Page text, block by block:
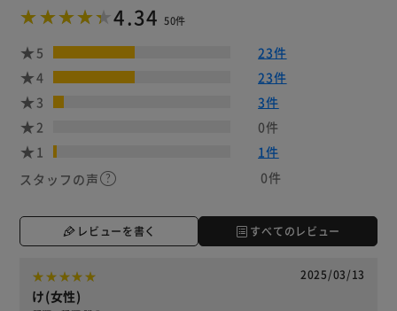
4.34 50件
5
23件
4
23件
3
3件
2
0件
1
1件
スタッフの声
0件
レビューを書く すべてのレビュー
2025/03/13
け(女性)